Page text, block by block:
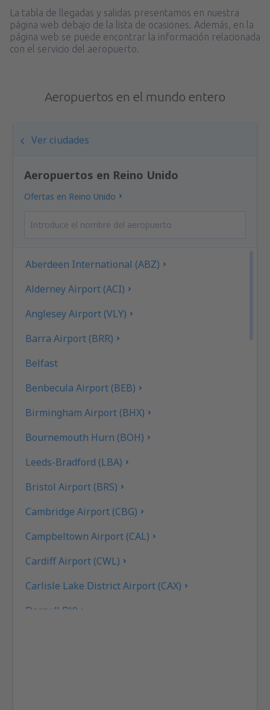
La tabla de llegadas y salidas presentamos en nuestra
página web debajo de la lista de ocasiones. Además, en la
página web se puede encontrar la información relacionada
con el servicio del aeropuerto.
Aeropuertos en el mundo entero
Ver ciudades
Aeropuertos en Reino Unido
Ofertas en Reino Unido
Aberdeen International (ABZ)
Alderney Airport (ACI)
Anglesey Airport (VLY)
Barra Airport (BRR)
Belfast
Benbecula Airport (BEB)
Birmingham Airport (BHX)
Bournemouth Hurn (BOH)
Leeds-Bradford (LBA)
Bristol Airport (BRS)
Cambridge Airport (CBG)
Campbeltown Airport (CAL)
Cardiff Airport (CWL)
Carlisle Lake District Airport (CAX)
Derry (LDY)